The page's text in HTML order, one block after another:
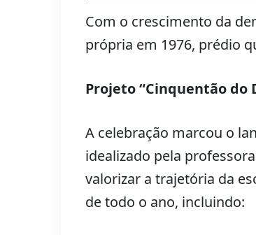
Com o crescimento da
própria em 1976, prédio
Projeto “Cinquentão do
A celebração marcou o
idealizado pela
valorizar a trajetória da
de todo o ano, incluindo: